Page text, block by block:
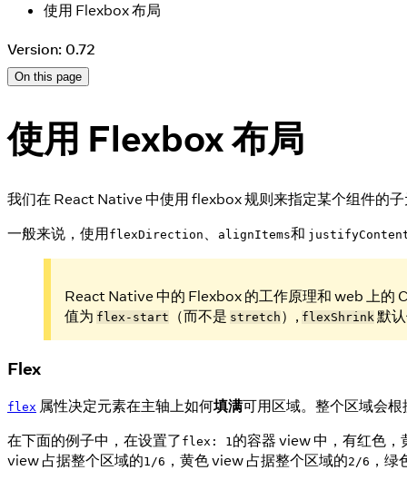
使用 Flexbox 布局
Version: 0.72
On this page
使用 Flexbox 布局
我们在 React Native 中使用 flexbox 规则来指定某个组件的
一般来说，使用flexDirection 、 alignItems和
React Native 中的 Flexbox 的工作原理和 web 上的
值为 flex-start （而不是 stretch ）, flexShrink 默
Flex
flex 属性决定元素在主轴上如何填满可用区域。整个区域会
在下面的例子中，在设置了 flex: 1 的容器 view 中，有红色
view 占据整个区域的1/6 ，黄色 view 占据整个区域的2/6 ，